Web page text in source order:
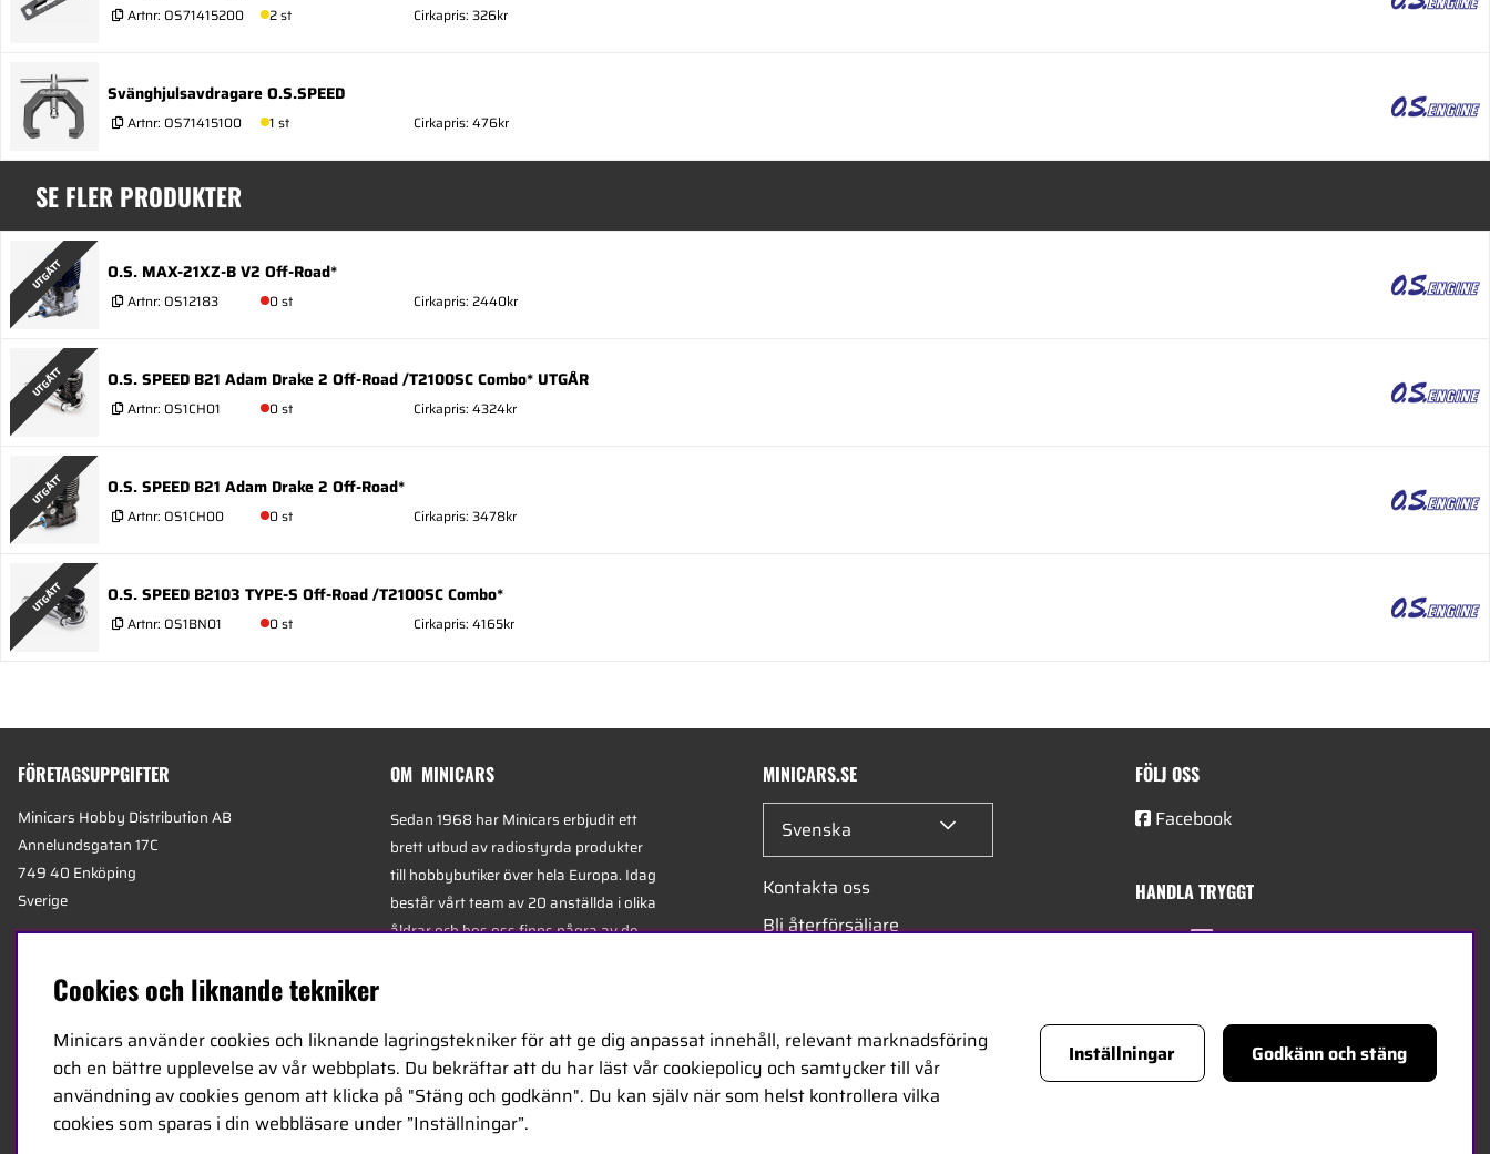
Artnr: OS71415200 2 st Cirkapris: 326kr
Svänghjulsavdragare O.S.SPEED
Artnr: OS71415100 1 st Cirkapris: 476kr
SE FLER PRODUKTER
UTGÅTT O.S. MAX-21XZ-B V2 Off-Road*
Artnr: OS12183 0 st Cirkapris: 2440kr
UTGÅTT O.S. SPEED B21 Adam Drake 2 Off-Road /T2100SC Combo* UTGÅR
Artnr: OS1CH01 0 st Cirkapris: 4324kr
UTGÅTT O.S. SPEED B21 Adam Drake 2 Off-Road*
Artnr: OS1CH00 0 st Cirkapris: 3478kr
UTGÅTT O.S. SPEED B2103 TYPE-S Off-Road /T2100SC Combo*
Artnr: OS1BN01 0 st Cirkapris: 4165kr
FÖRETAGSUPPGIFTER
Minicars Hobby Distribution AB
Annelundsgatan 17C
749 40 Enköping
Sverige
E-mail:info@minicars.se
OM MINICARS
Sedan 1968 har Minicars erbjudit ett
brett utbud av radiostyrda produkter
till hobbybutiker över hela Europa. Idag
består vårt team av 20 anställda i olika
åldrar och hos oss finns några av de
Minicars huvudkontor är beläget i
Enköping, strategiskt placerat längs
E18 mellan Stockholm och Oslo.
MINICARS.SE
Svenska
Kontakta oss
Bli återförsäljare
FÖLJ OSS
Facebook
HANDLA TRYGGT
Cookies och liknande tekniker
Minicars använder cookies och liknande lagringstekniker för att ge dig anpassat innehåll, relevant marknadsföring
och en bättre upplevelse av vår webbplats. Du bekräftar att du har läst vår cookiepolicy och samtycker till vår
användning av cookies genom att klicka på "Stäng och godkänn". Du kan själv när som helst kontrollera vilka
cookies som sparas i din webbläsare under ”Inställningar”.
Inställningar Godkänn och stäng